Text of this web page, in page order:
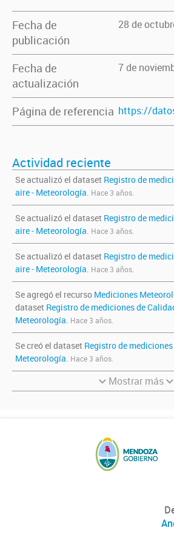
Fecha de
publicación
28 de
Fecha de
actualización
7 de
Página de referencia
Actividad reciente
Se actualizó el dataset Registro de
aire - Meteorología. Hace 3 años.
Se actualizó el dataset Registro de
aire - Meteorología. Hace 3 años.
Se actualizó el dataset Registro de
aire - Meteorología. Hace 3 años.
Se agregó el recurso Mediciones
dataset Registro de mediciones de
Meteorología. Hace 3 años.
Se creó el dataset Registro de
Meteorología. Hace 3 años.
Mostrar más